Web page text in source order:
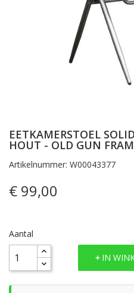
EETKAMERSTOEL
HOUT - OLD GUN
Artikelnummer: W00043377
€ 99,00
Aantal
IN